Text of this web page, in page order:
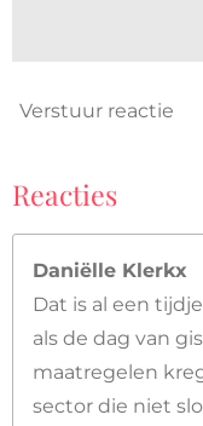
Verstuur reactie
Reacties
Daniëlle Klerkx
Dat is al een
als de dag van
maatregelen
sector die niet